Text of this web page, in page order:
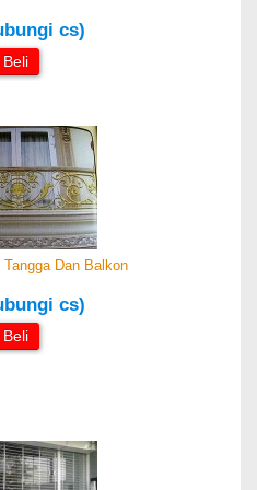
cs)
Beli
Tangga Dan Balkon
cs)
Beli